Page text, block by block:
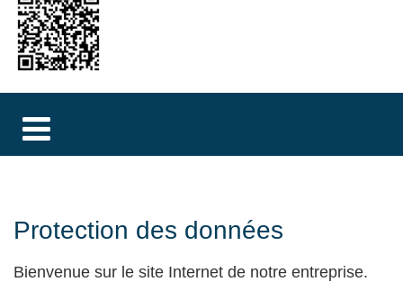
Protection des données
Bienvenue sur le site Internet de notre entreprise.